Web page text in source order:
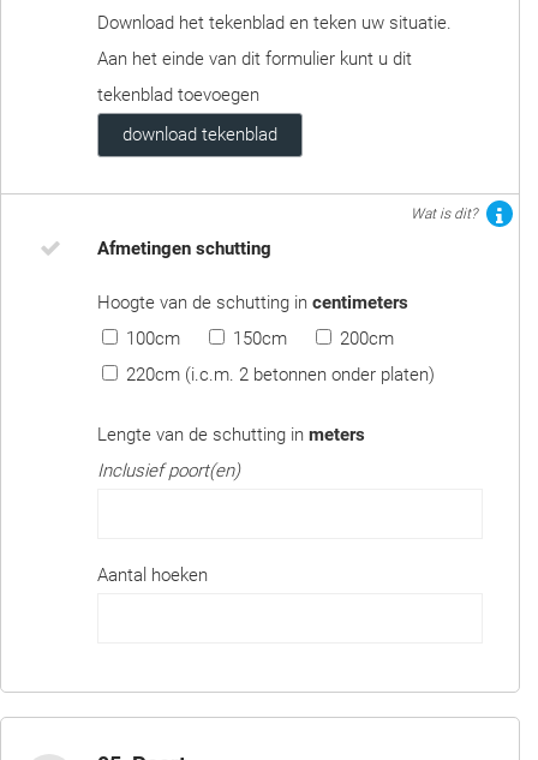
Download het tekenblad en teken uw situatie.
Aan het einde van dit formulier kunt u dit
tekenblad toevoegen
download tekenblad
Wat is dit?
Afmetingen schutting
Hoogte van de schutting in centimeters
100cm
150cm
200cm
220cm (i.c.m. 2 betonnen onder platen)
Lengte van de schutting in meters
Inclusief poort(en)
Aantal hoeken